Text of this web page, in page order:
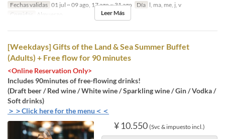
Fechas validas 01 jul ~ 09 ago, 17 ago ~ 31 ago Día l, ma, me, j, v
Comidas
Almuerzo Leer Más
[Weekdays] Gifts of the Land & Sea Summer Buffet
(Adults) + Free flow for 90 minutes
<Online Reservation Only>
Includes 90minutes of free-flowing drinks!
(Draft beer / Red wine / White wine / Sparkling wine / Gin / Vodka /
Soft drinks)
＞＞Click here for the menu＜＜
¥ 10.550 (Svc & impuesto incl.)